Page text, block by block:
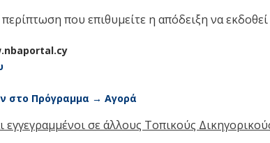
που επιθυμείτε η απόδειξη να
στο Πρόγραμμα → Αγορά
εγγεγραμμένοι σε άλλους Τοπικούς